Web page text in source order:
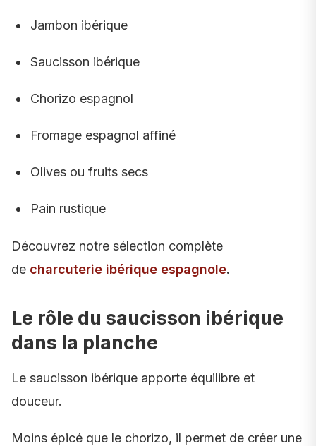
Jambon ibérique
Saucisson ibérique
Chorizo espagnol
Fromage espagnol affiné
Olives ou fruits secs
Pain rustique
Découvrez notre sélection complète
de charcuterie ibérique espagnole.
Le rôle du saucisson ibérique
dans la planche
Le saucisson ibérique apporte équilibre et
douceur.
Moins épicé que le chorizo, il permet de créer une